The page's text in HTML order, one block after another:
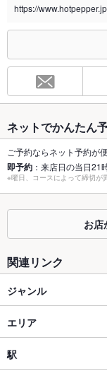
※2020年4月1日～受動喫煙対
総席数 59席
最大宴会収
59人
個室 なし
座敷 なし
掘りごたつ なし
ソファー
テラス席
設備
Wi-Fi
https://
ネットでかんたん
ご予約ならネット予約が便
即予約 ：来店日の当日21
※曜日、コースによって締切が
お店
関連リンク
ジャンル
居酒屋
和風
エリア
片町
駅